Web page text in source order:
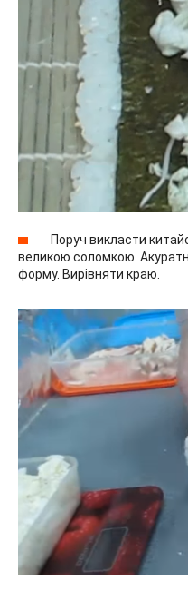
Поруч викласти
великою соломкою.
форму. Вирівняти краю.